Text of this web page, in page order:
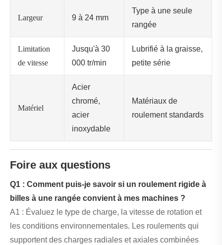
Largeur 9 à 24 mm
Type à une seule
rangée
Limitation
de vitesse
Jusqu'à 30
000 tr/min
Lubrifié à la graisse,
petite série
Matériel
Acier
chromé,
acier
inoxydable
Matériaux de
roulement standards
Foire aux questions
Q1 : Comment puis-je savoir si un roulement rigide à
billes à une rangée convient à mes machines ?
A1 : Évaluez le type de charge, la vitesse de rotation et
les conditions environnementales. Les roulements qui
supportent des charges radiales et axiales combinées